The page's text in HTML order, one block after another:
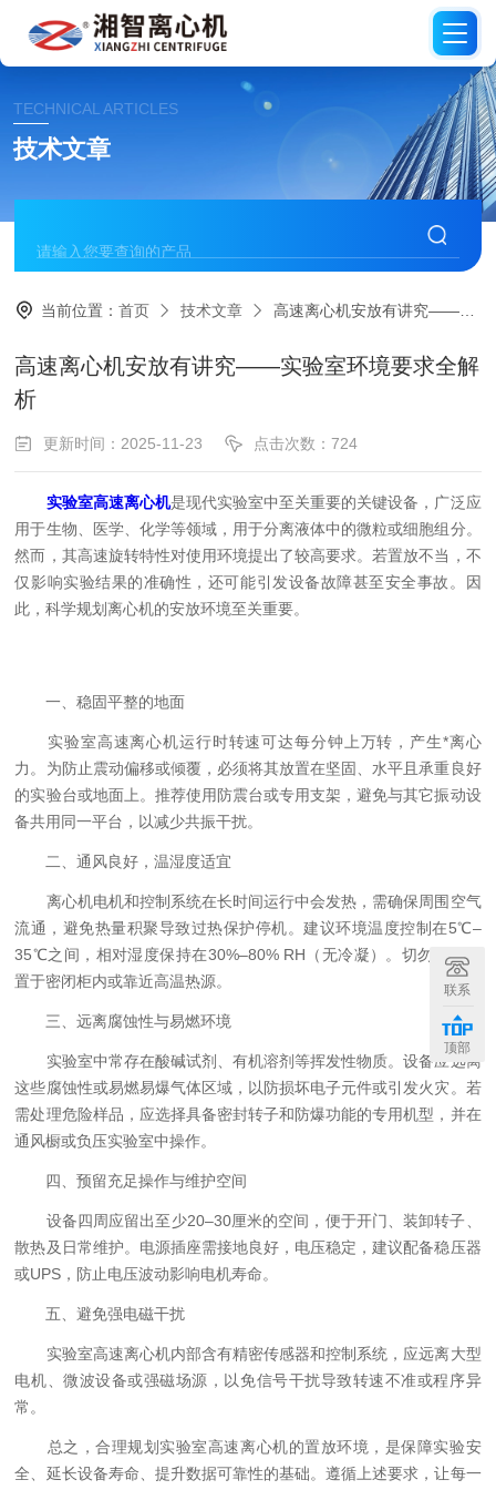
TECHNICAL ARTICLES
技术文章
当前位置：首页 技术文章 高速离心机安放有讲究——实验室环境要求全解析
高速离心机安放有讲究——实验室环境要求全解
析
更新时间：2025-11-23 点击次数：724
实验室高速离心机是现代实验室中至关重要的关键设备，广泛应
用于生物、医学、化学等领域，用于分离液体中的微粒或细胞组分。
然而，其高速旋转特性对使用环境提出了较高要求。若置放不当，不
仅影响实验结果的准确性，还可能引发设备故障甚至安全事故。因
此，科学规划离心机的安放环境至关重要。
一、稳固平整的地面
实验室高速离心机运行时转速可达每分钟上万转，产生*离心
力。为防止震动偏移或倾覆，必须将其放置在坚固、水平且承重良好
的实验台或地面上。推荐使用防震台或专用支架，避免与其它振动设
备共用同一平台，以减少共振干扰。
二、通风良好，温湿度适宜
离心机电机和控制系统在长时间运行中会发热，需确保周围空气
流通，避免热量积聚导致过热保护停机。建议环境温度控制在5℃–
35℃之间，相对湿度保持在30%–80% RH（无冷凝）。切勿将设备
置于密闭柜内或靠近高温热源。
三、远离腐蚀性与易燃环境
实验室中常存在酸碱试剂、有机溶剂等挥发性物质。设备应远离
这些腐蚀性或易燃易爆气体区域，以防损坏电子元件或引发火灾。若
需处理危险样品，应选择具备密封转子和防爆功能的专用机型，并在
通风橱或负压实验室中操作。
四、预留充足操作与维护空间
设备四周应留出至少20–30厘米的空间，便于开门、装卸转子、
散热及日常维护。电源插座需接地良好，电压稳定，建议配备稳压器
或UPS，防止电压波动影响电机寿命。
五、避免强电磁干扰
实验室高速离心机内部含有精密传感器和控制系统，应远离大型
电机、微波设备或强磁场源，以免信号干扰导致转速不准或程序异
常。
总之，合理规划实验室高速离心机的置放环境，是保障实验安
全、延长设备寿命、提升数据可靠性的基础。遵循上述要求，让每一
联系
顶部